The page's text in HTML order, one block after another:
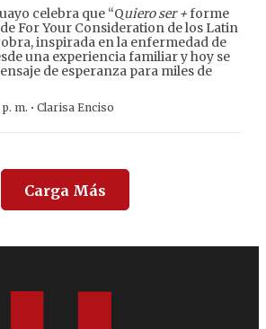
celebra que “Quiero ser +forme
For Your Consideration de los Latin
inspirada en la enfermedad de
una experiencia familiar y hoy se
de esperanza para miles de
m. · Clarisa Enciso
Carga Más